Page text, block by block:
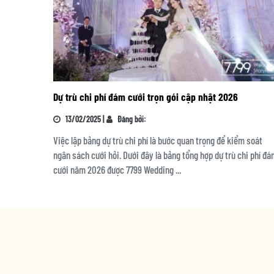
Dự trù chi phí đám cưới trọn gói cập nhật 2026
13/02/2025 | Đăng bởi:
Việc lập bảng dự trù chi phí là bước quan trọng để kiểm soát
ngân sách cưới hỏi. Dưới đây là bảng tổng hợp dự trù chi phí
cưới năm 2026 được 7799 Wedding ...